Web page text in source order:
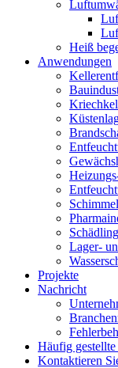
Heiß
Anwendungen
Lager-
Projekte
Nachricht
Häufig gestellte
Kontaktieren